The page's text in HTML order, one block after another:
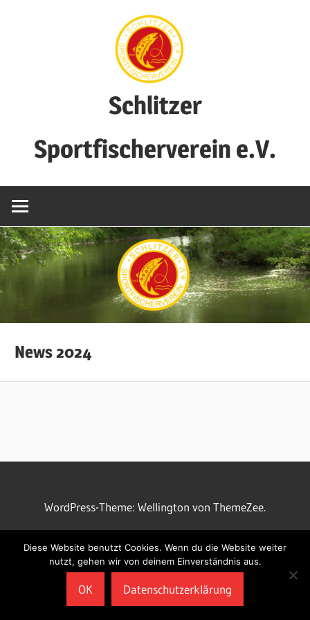
Schlitzer
Sportfischerverein e.V.
News 2024
WordPress-Theme: Wellington von ThemeZee.
Diese Website benutzt Cookies. Wenn du die Website weiter
nutzt, gehen wir von deinem Einverständnis aus.
OK Datenschutzerklärung